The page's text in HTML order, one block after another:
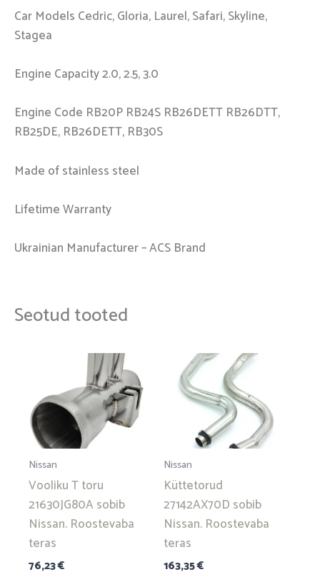
Car Models Cedric, Gloria, Laurel, Safari, Skyline,
Stagea
Engine Capacity 2.0, 2.5, 3.0
Engine Code RB20P RB24S RB26DETT RB26DTT,
RB25DE, RB26DETT, RB30S
Made of stainless steel
Lifetime Warranty
Ukrainian Manufacturer – ACS Brand
Seotud tooted
Nissan
Vooliku T toru
21630JG80A sobib
Nissan. Roostevaba
teras
76,23€
Nissan
Küttetorud
27142AX70D sobib
Nissan. Roostevaba
teras
163,35€